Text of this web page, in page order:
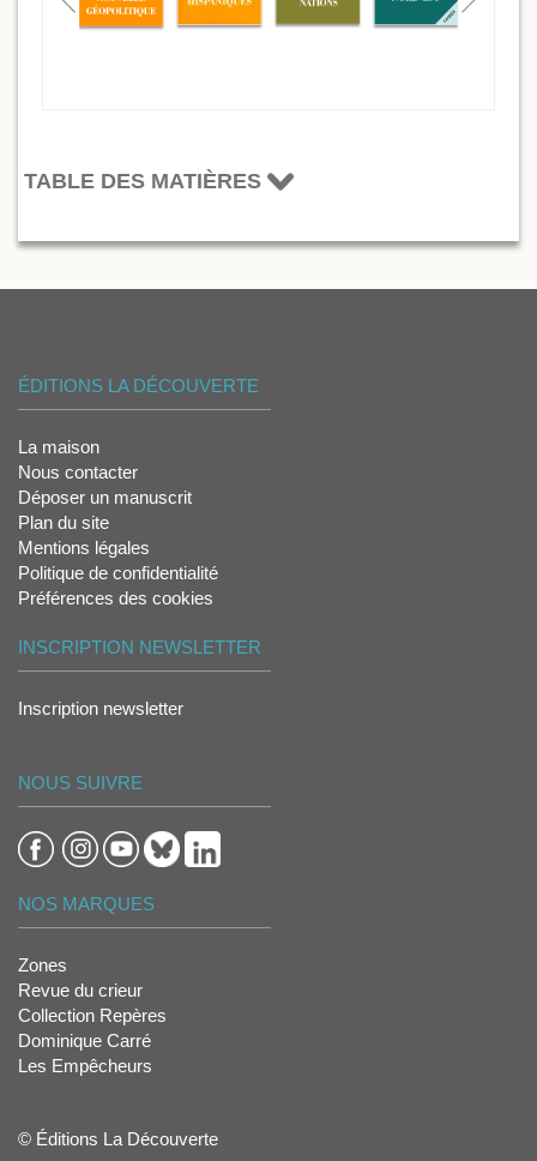
TABLE DES MATIÈRES
ÉDITIONS LA DÉCOUVERTE
La maison
Nous contacter
Déposer un manuscrit
Plan du site
Mentions légales
Politique de confidentialité
Préférences des cookies
INSCRIPTION NEWSLETTER
Inscription newsletter
NOUS SUIVRE
NOS MARQUES
Zones
Revue du crieur
Collection Repères
Dominique Carré
Les Empêcheurs
© Éditions La Découverte